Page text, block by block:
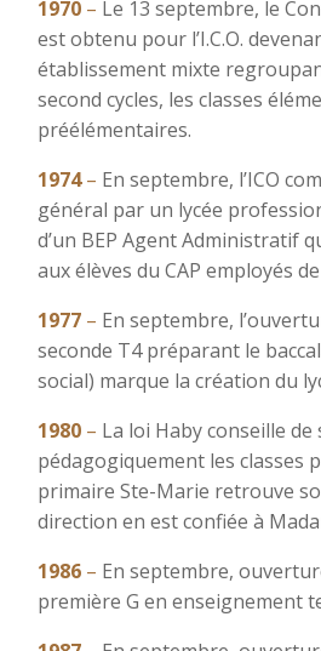
1970 – Le 13 septembre, le
est obtenu pour l’I.C.O.
établissement mixte
second cycles, les classes
préélémentaires.
1974– En septembre, l’ICO
général par un lycée
d’un BEP Agent Administratif
aux élèves du CAP employés
1977 – En septembre,
seconde T4 préparant le
social) marque la création du
1980 – La loi Haby conseille
pédagogiquement les classes
primaire Ste-Marie retrouve
direction en est confiée à
1986 – En septembre,
première G en enseignement